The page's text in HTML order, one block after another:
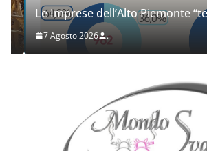
Le Imprese dell’Alto Piemonte
7 Agosto 2026 .